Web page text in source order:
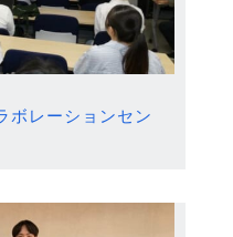
ボレーションセン